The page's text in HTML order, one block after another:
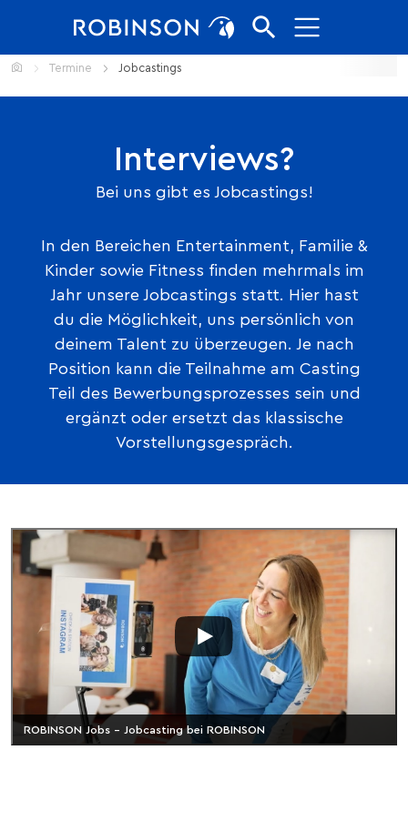
HomeTermine Jobcastings
Interviews?
Bei uns gibt es Jobcastings!
In den Bereichen Entertainment, Familie &
Kinder sowie Fitness finden mehrmals im
Jahr unsere Jobcastings statt. Hier hast
du die Möglichkeit, uns persönlich von
deinem Talent zu überzeugen. Je nach
Position kann die Teilnahme am Casting
Teil des Bewerbungsprozesses sein und
ergänzt oder ersetzt das klassische
Vorstellungsgespräch.
ROBINSON Jobs – Jobcasting bei ROBINSON